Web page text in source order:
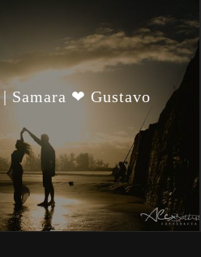
| Samara ❤ Gustavo